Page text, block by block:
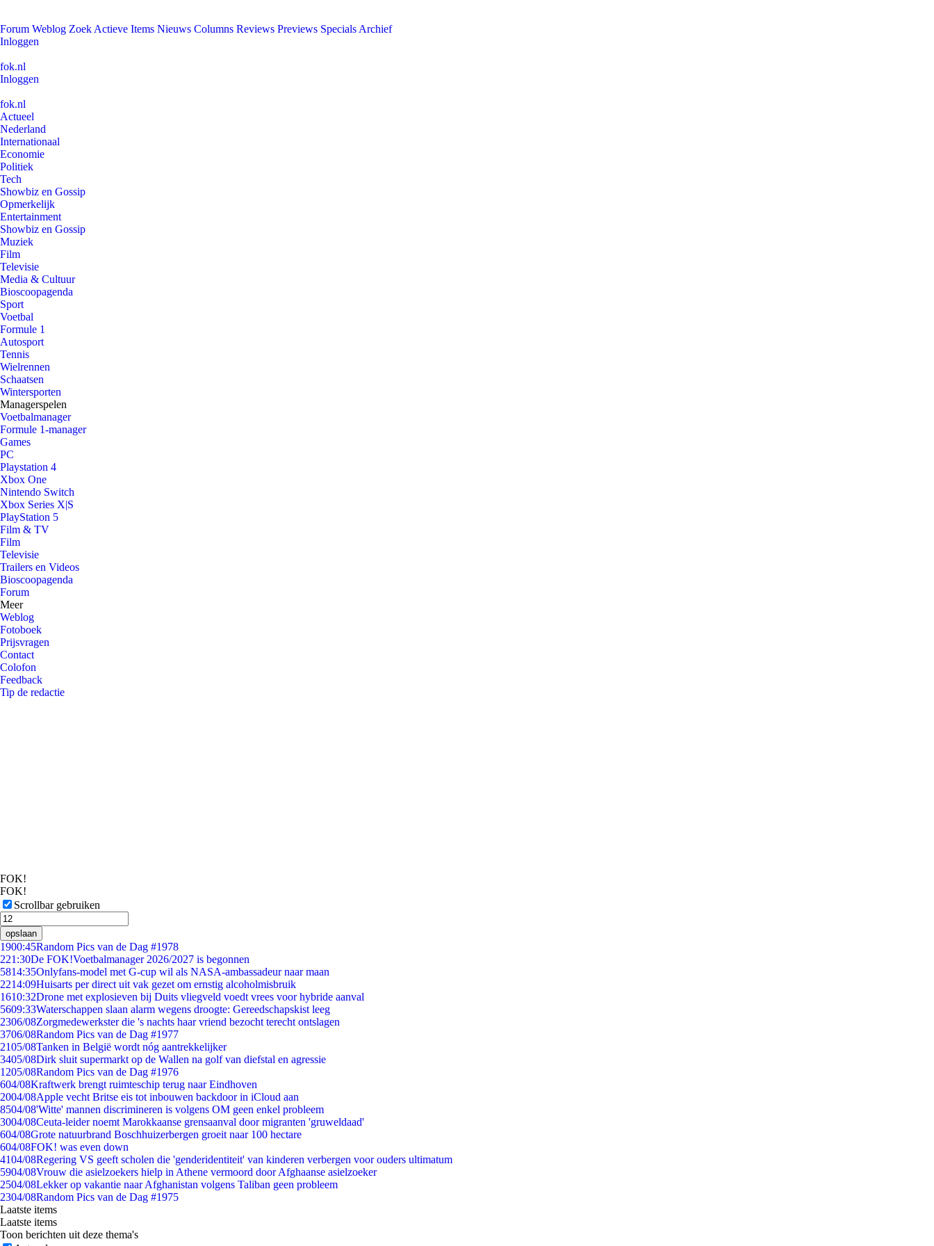
Forum Weblog Zoek Actieve Items Nieuws Columns Reviews Previews Specials Archief
Inloggen
fok.nl
Inloggen
fok.nl
Actueel
Nederland
Internationaal
Economie
Politiek
Tech
Showbiz en Gossip
Opmerkelijk
Entertainment
Showbiz en Gossip
Muziek
Film
Televisie
Media & Cultuur
Bioscoopagenda
Sport
Voetbal
Formule 1
Autosport
Tennis
Wielrennen
Schaatsen
Wintersporten
Managerspelen
Voetbalmanager
Formule 1-manager
Games
PC
Playstation 4
Xbox One
Nintendo Switch
Xbox Series X|S
PlayStation 5
Film & TV
Film
Televisie
Trailers en Videos
Bioscoopagenda
Forum
Meer
Weblog
Fotoboek
Prijsvragen
Contact
Colofon
Feedback
Tip de redactie
FOK!
FOK!
Scrollbar gebruiken
opslaan
1900:45Random Pics van de Dag #1978
221:30De FOK!Voetbalmanager 2026/2027 is begonnen
5814:35Onlyfans-model met G-cup wil als NASA-ambassadeur naar maan
2214:09Huisarts per direct uit vak gezet om ernstig alcoholmisbruik
1610:32Drone met explosieven bij Duits vliegveld voedt vrees voor hybride aanval
5609:33Waterschappen slaan alarm wegens droogte: Gereedschapskist leeg
2306/08Zorgmedewerkster die 's nachts haar vriend bezocht terecht ontslagen
3706/08Random Pics van de Dag #1977
2105/08Tanken in België wordt nóg aantrekkelijker
3405/08Dirk sluit supermarkt op de Wallen na golf van diefstal en agressie
1205/08Random Pics van de Dag #1976
604/08Kraftwerk brengt ruimteschip terug naar Eindhoven
2004/08Apple vecht Britse eis tot inbouwen backdoor in iCloud aan
8504/08'Witte' mannen discrimineren is volgens OM geen enkel probleem
3004/08Ceuta-leider noemt Marokkaanse grensaanval door migranten 'gruweldaad'
604/08Grote natuurbrand Boschhuizerbergen groeit naar 100 hectare
604/08FOK! was even down
4104/08Regering VS geeft scholen die 'genderidentiteit' van kinderen verbergen voor ouders ultimatum
5904/08Vrouw die asielzoekers hielp in Athene vermoord door Afghaanse asielzoeker
2504/08Lekker op vakantie naar Afghanistan volgens Taliban geen probleem
2304/08Random Pics van de Dag #1975
Laatste items
Laatste items
Toon berichten uit deze thema's